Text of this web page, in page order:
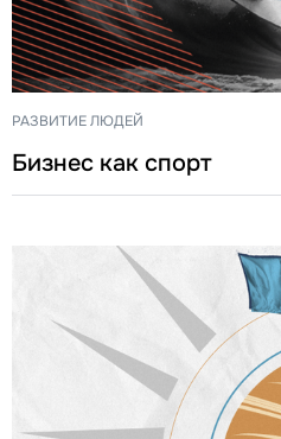
РАЗВИТИЕ ЛЮДЕЙ
Бизнес как спорт